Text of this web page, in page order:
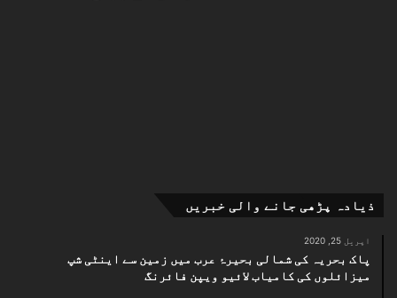
ذیادہ پڑھی جانے والی خبریں
اپریل 25, 2020
پاک بحریہ کی شمالی بحیرۂ عرب میں زمین سے اینٹی شپ
میزائلوں کی کامیاب لائیو ویپن فائرنگ